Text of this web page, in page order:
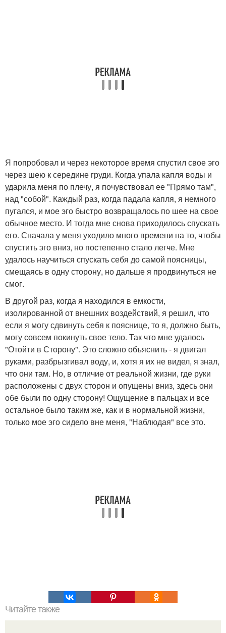
Я попробовал и через некоторое время спустил свое эго
через шею к середине груди. Когда упала капля воды и
ударила меня по плечу, я почувствовал ее "Прямо там",
над "собой". Каждый раз, когда падала капля, я немного
пугался, и мое эго быстро возвращалось по шее на свое
обычное место. И тогда мне снова приходилось спускать
его. Сначала у меня уходило много времени на то, чтобы
спустить эго вниз, но постепенно стало легче. Мне
удалось научиться спускать себя до самой поясницы,
смещаясь в одну сторону, но дальше я продвинуться не
смог.
В другой раз, когда я находился в емкости,
изолированной от внешних воздействий, я решил, что
если я могу сдвинуть себя к пояснице, то я, должно быть,
могу совсем покинуть свое тело. Так что мне удалось
"Отойти в Сторону". Это сложно объяснить - я двигал
руками, разбрызгивал воду, и, хотя я их не видел, я знал,
что они там. Но, в отличие от реальной жизни, где руки
расположены с двух сторон и опущены вниз, здесь они
обе были по одну сторону! Ощущение в пальцах и все
остальное было таким же, как и в нормальной жизни,
только мое эго сидело вне меня, "Наблюдая" все это.
Читайте также